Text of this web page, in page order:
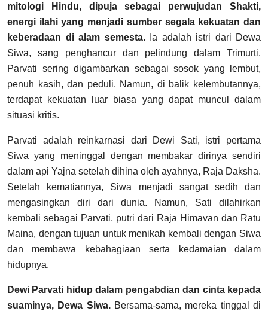
mitologi Hindu, dipuja sebagai perwujudan Shakti,
energi ilahi yang menjadi sumber segala kekuatan dan
keberadaan di alam semesta.Ia adalah istri dari Dewa
Siwa, sang penghancur dan pelindung dalam Trimurti.
Parvati sering digambarkan sebagai sosok yang lembut,
penuh kasih, dan peduli. Namun, di balik kelembutannya,
terdapat kekuatan luar biasa yang dapat muncul dalam
situasi kritis.
Parvati adalah reinkarnasi dari Dewi Sati, istri pertama
Siwa yang meninggal dengan membakar dirinya sendiri
dalam api Yajna setelah dihina oleh ayahnya, Raja Daksha.
Setelah kematiannya, Siwa menjadi sangat sedih dan
mengasingkan diri dari dunia. Namun, Sati dilahirkan
kembali sebagai Parvati, putri dari Raja Himavan dan Ratu
Maina, dengan tujuan untuk menikah kembali dengan Siwa
dan membawa kebahagiaan serta kedamaian dalam
hidupnya.
Dewi Parvati hidup dalam pengabdian dan cinta kepada
suaminya, Dewa Siwa.Bersama-sama, mereka tinggal di